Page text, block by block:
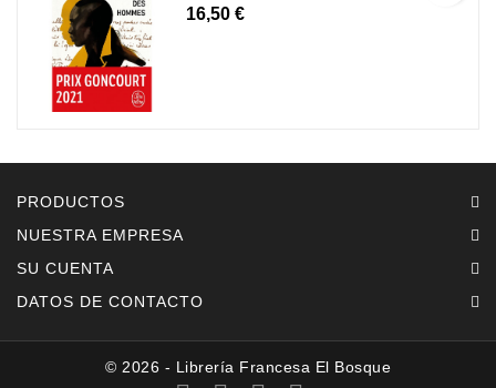
16,50 €
PRODUCTOS
NUESTRA EMPRESA
SU CUENTA
DATOS DE CONTACTO
© 2026 - Librería Francesa El Bosque